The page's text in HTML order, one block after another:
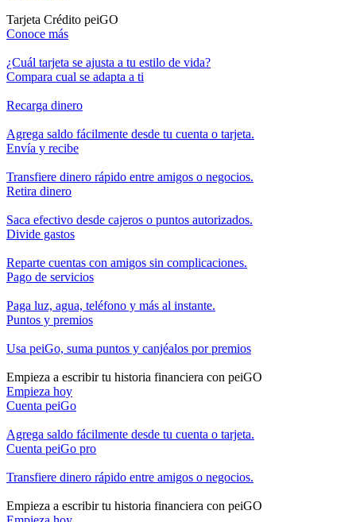
Tarjeta Crédito peiGO
Conoce más
¿Cuál tarjeta se ajusta a tu estilo de vida?
Compara cual se adapta a ti
Recarga dinero
Agrega saldo fácilmente desde tu cuenta o tarjeta.
Envía y recibe
Transfiere dinero rápido entre amigos o negocios.
Retira dinero
Saca efectivo desde cajeros o puntos autorizados.
Divide gastos
Reparte cuentas con amigos sin complicaciones.
Pago de servicios
Paga luz, agua, teléfono y más al instante.
Puntos y premios
Usa peiGo, suma puntos y canjéalos por premios
Empieza a escribirtu historia financiera con peiGO
Empieza hoy
Cuenta peiGo
Agrega saldo fácilmente desde tu cuenta o tarjeta.
Cuenta peiGo pro
Transfiere dinero rápido entre amigos o negocios.
Empieza a escribirtu historia financiera con peiGO